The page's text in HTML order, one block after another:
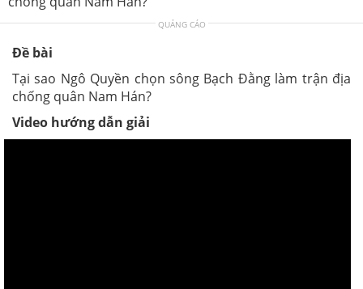
QUẢNG CÁO
Đề bài
Tại sao Ngô Quyền chọn sông Bạch Đằng làm trận địa
chống quân Nam Hán?
Video hướng dẫn giải